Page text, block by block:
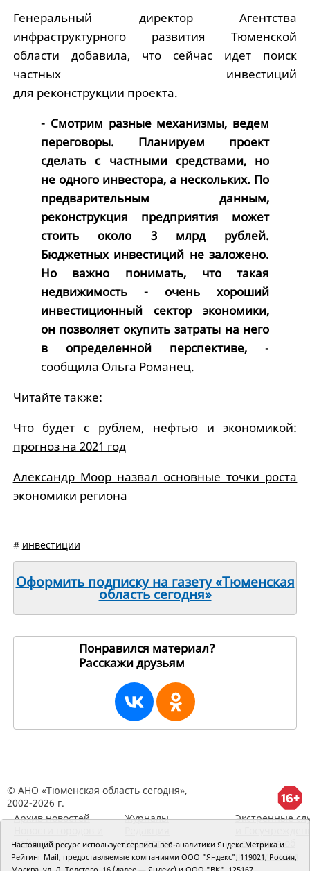
Генеральный директор Агентства
инфраструктурного развития Тюменской
области добавила, что сейчас идет поиск
частных инвестиций
для реконструкции проекта.
- Смотрим разные механизмы, ведем
переговоры. Планируем проект
сделать с частными средствами, но
не одного инвестора, а нескольких. По
предварительным данным,
реконструкция предприятия может
стоить около 3 млрд рублей.
Бюджетных инвестиций не заложено.
Но важно понимать, что такая
недвижимость - очень хороший
инвестиционный сектор экономики,
он позволяет окупить затраты на него
в определенной перспективе,-
сообщила Ольга Романец.
Читайте также:
Что будет с рублем, нефтью и экономикой:
прогноз на 2021 год
Александр Моор назвал основные точки роста
экономики региона
# инвестиции
Оформить подписку на газету «Тюменская
область сегодня»
Понравился материал?
Расскажи друзьям
© АНО «Тюменская область сегодня»,
2002-2026 г.
Архив новостей
районов ТО
Журналы
RSS поток
Экстренные
Сведения об
организации
Настоящий ресурс использует сервисы веб-аналитики Яндекс Метрика и
Рейтинг Mail, предоставляемые компаниями ООО "Яндекс", 119021, Россия,